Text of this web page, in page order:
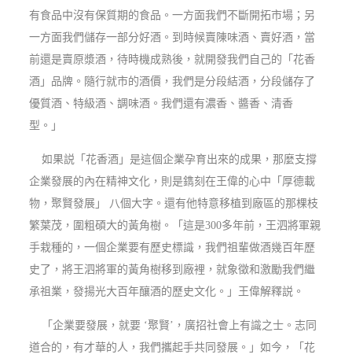
有食品中沒有保質期的食品。一方面我們不斷開拓市場；另
一方面我們儲存一部分好酒。到時候賣陳味酒、賣好酒，當
前還是賣原漿酒，待時機成熟後，就開發我們自己的「花香
酒」品牌。隨行就市的酒價，我們是分段結酒，分段儲存了
優質酒、特級酒、調味酒。我們還有濃香、醬香、清香
型。」
如果説「花香酒」是這個企業孕育出來的成果，那麼支撐
企業發展的內在精神文化，則是鐫刻在王偉的心中「厚德載
物，聚賢發展」 八個大字。還有他特意移植到廠區的那棵枝
繁葉茂，圍粗碩大的黃角樹。「這是300多年前，王泗將軍親
手栽種的，一個企業要有歷史標識，我們祖輩做酒幾百年歷
史了，將王泗將軍的黃角樹移到廠裡，就象徵和激勵我們繼
承祖業，發揚光大百年釀酒的歷史文化。」王偉解釋説。
「企業要發展，就要 ‘聚賢’，廣招社會上有識之士。志同
道合的，有才華的人，我們攜起手共同發展。」如今，「花